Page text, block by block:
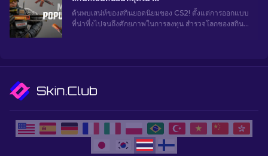
ค้นพบเสน่ห์ของสกินยอดนิยมของ CS2! ตั้งแต่การออกแบบ
ที่น่าทึ่งไปจนถึงศักยภาพในการลงทุน สำรวจโลกของสกิน